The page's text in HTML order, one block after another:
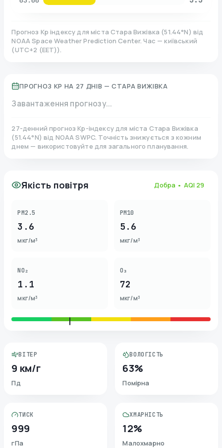
Прогноз Kp індексу для міста Стара Вижівка (51.44°N) від
NOAA Space Weather Prediction Center. Час — київський
(UTC+2 (EET)).
ПРОГНОЗ KP НА 27 ДНІВ — СТАРА ВИЖІВКА
Завантаження прогнозу...
27-денний прогноз Kp-індексу для міста Стара Вижівка
(51.44°N)від NOAA SWPC. Точність знижується з кожним
днем — використовуйте для загального планування.
Якість повітря Добра • AQI 29
PM2.5
3.6
мкг/м³
PM10
5.6
мкг/м³
NO₂
1.1
мкг/м³
O₃
72
мкг/м³
ВІТЕР
9 км/г
Пд
ВОЛОГІСТЬ
63%
Помірна
ТИСК
999
гПа
ХМАРНІСТЬ
12%
Малохмарно